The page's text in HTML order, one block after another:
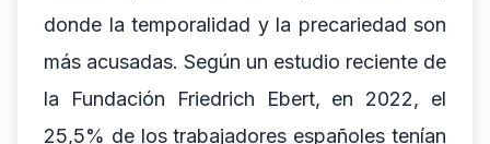
donde la temporalidad y la precariedad son
más acusadas. Según un estudio reciente de
la Fundación Friedrich Ebert, en 2022, el
25,5% de los trabajadores españoles tenían